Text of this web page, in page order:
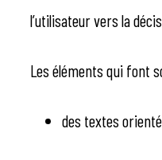
l’utilisateur vers la
Les éléments qui font
des textes